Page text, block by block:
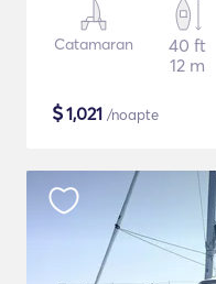
Catamaran
40 ft
12 m
$1,021 /noapte